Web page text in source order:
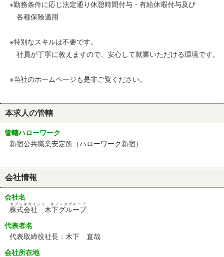
※勤務条件に応じ法定通り休憩時間付与・有給休暇付与及び
各種保険適用
※特別なスキルは不要です。
社員が丁寧に教えますので、安心して就業いただける環境です。
※当社のホームページも是非ご覧ください。
本求人の管轄
管轄ハローワーク
新宿公共職業安定所（ハローワーク新宿）
会社情報
会社名
株式会社 木下グループ
カブシキガイシャ キノシタグループ
代表者名
代表取締役社長：木下 直哉
会社所在地